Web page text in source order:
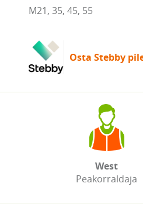
M21, 35, 45, 55
Osta Stebby
West
Peakorraldaja